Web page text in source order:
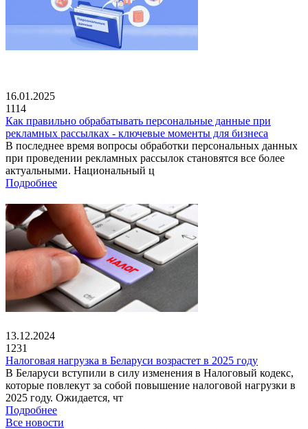
16.01.2025
1114
Как правильно обрабатывать персональные данные при
рекламных рассылках - ключевые моменты для бизнеса
В последнее время вопросы обработки персональных данных
при проведении рекламных рассылок становятся все более
актуальными. Национальный ц
Подробнее
13.12.2024
1231
Налоговая нагрузка в Беларуси возрастет в 2025 году
В Беларуси вступили в силу изменения в Налоговый кодекс,
которые повлекут за собой повышение налоговой нагрузки в
2025 году. Ожидается, чт
Подробнее
Все новости